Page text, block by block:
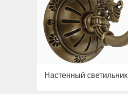
Настенный светильник